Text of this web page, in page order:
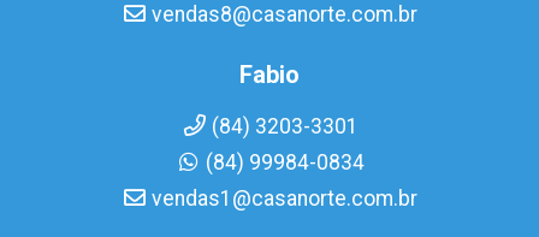
vendas8@casanorte.com.br
Fabio
(84) 3203-3301
(84) 99984-0834
vendas1@casanorte.com.br